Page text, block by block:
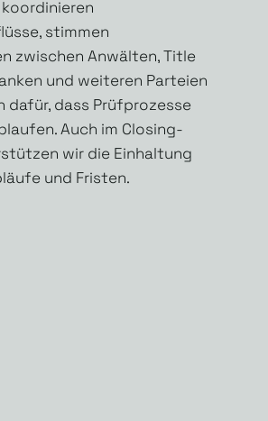
stimmen
zwischen Anwälten, Title
und weiteren Parteien
dafür, dass Prüfprozesse
Auch im Closing-
wir die Einhaltung
und Fristen.